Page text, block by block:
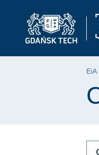
menu
Class
EiA